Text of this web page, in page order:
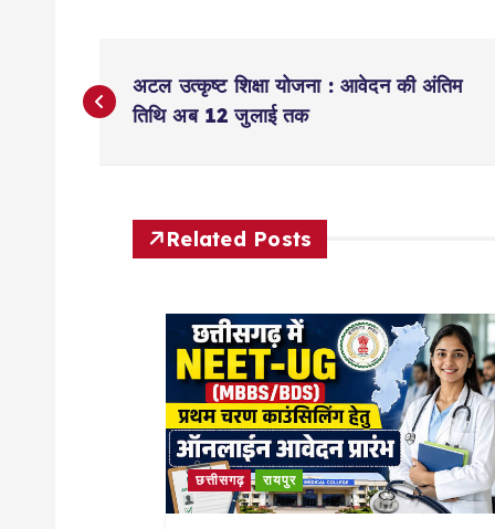
P
o
अटल उत्कृष्ट शिक्षा योजना : आवेदन की अंतिम
तिथि अब 12 जुलाई तक
Related Posts
छत्तीसगढ़ रायपुर